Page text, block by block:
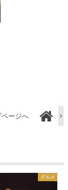
ページへ
グルメ